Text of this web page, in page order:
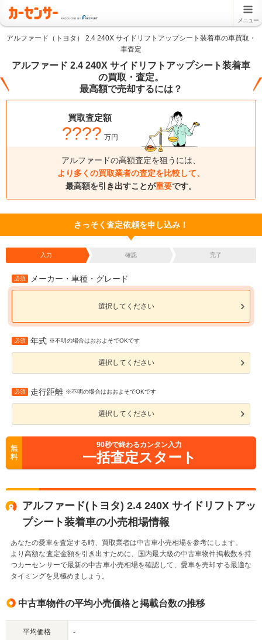
メニュー
アルファード（トヨタ） 2.4 240X サイドリフトアップシート装着車の車買取・
車査定
アルファード 2.4 240X サイドリフトアップシート装着車
の買取・査定。
最高額で売却するには？
買取査定額
???? 万円
アルファードの高額査定を狙うには、
より多くの買取業者の査定を比較して、
最高額を引き出すことが重要です。
さっそく査定依頼を申し込み！
入力 確認 完了
必須 メーカー・車種・グレード
選択してください
必須 年式 ※不明の場合はおおよそでOKです
選択してください
必須 走行距離 ※不明の場合はおおよそでOKです
選択してください
無
料
90秒で終わるカンタン入力
一括査定スタート
アルファード(トヨタ) 2.4 240X サイドリフトアッ
プシート装着車の小売相場情報
あなたの愛車を査定する時、買取業者は中古車小売相場を参考にします。
より高額な査定金額を引き出すために、国内最大級の中古車物件掲載数を持
つカーセンサーで最新の中古車小売相場を確認して、愛車を売却する最適な
タイミングを見極めましょう。
中古車物件の平均小売価格と掲載台数の推移
平均価格 -